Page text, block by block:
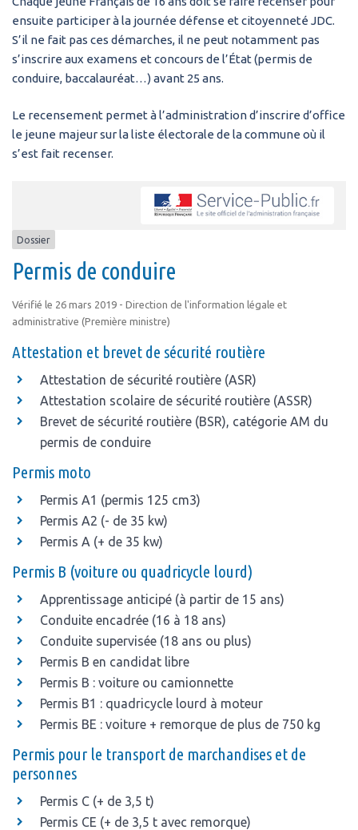
ensuite participer à la journée défense et citoyenneté JDC.
S’il ne fait pas ces démarches, il ne peut notamment pas
s’inscrire aux examens et concours de l’État (permis de
conduire, baccalauréat…) avant 25 ans.
Le recensement permet à l’administration d’inscrire d’office
le jeune majeur sur la liste électorale de la commune où il
s’est fait recenser.
Dossier
Permis de conduire
Vérifié le 26 mars 2019 - Direction de l'information légale et
administrative (Première ministre)
Attestation et brevet de sécurité routière
Attestation de sécurité routière (ASR)
Attestation scolaire de sécurité routière (ASSR)
Brevet de sécurité routière (BSR), catégorie AM du
permis de conduire
Permis moto
Permis A1 (permis 125 cm3)
Permis A2 (- de 35 kw)
Permis A (+ de 35 kw)
Permis B (voiture ou quadricycle lourd)
Apprentissage anticipé (à partir de 15 ans)
Conduite encadrée (16 à 18 ans)
Conduite supervisée (18 ans ou plus)
Permis B en candidat libre
Permis B : voiture ou camionnette
Permis B1 : quadricycle lourd à moteur
Permis BE : voiture + remorque de plus de 750 kg
Permis pour le transport de marchandises et de
personnes
Permis C (+ de 3,5 t)
Permis CE (+ de 3,5 t avec remorque)